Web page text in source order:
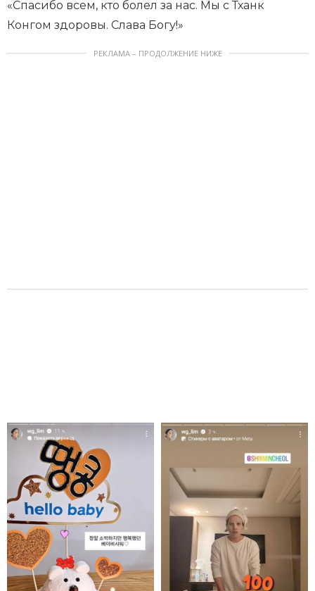
«Спасибо всем, кто болел за нас. Мы с Тханк
Конгом здоровы. Слава Богу!»
РЕКЛАМА – ПРОДОЛЖЕНИЕ НИЖЕ